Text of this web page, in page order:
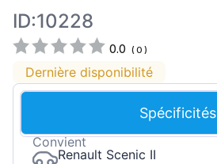
ID:10228
0.0 (0 )
Dernière disponibilité
Spécificités
Convient
Renault Scenic II